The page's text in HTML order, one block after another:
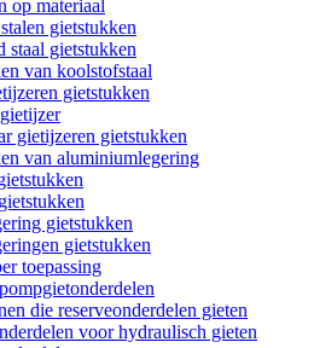
op materiaal
gietstukken
staal gietstukken
van koolstofstaal
gietstukken
gietijzeren gietstukken
van aluminiumlegering
gietstukken
gietstukken
toepassing
die reserveonderdelen gieten
voor hydraulisch gieten